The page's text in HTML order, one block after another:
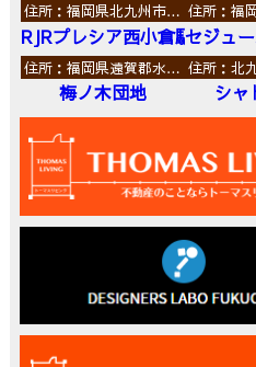
住所：福岡県北九州市…
RJRプレシア西小倉駅前
住所：福
セジュー
住所：福岡県遠賀郡水…
梅ノ木団地
住所：北
シャ